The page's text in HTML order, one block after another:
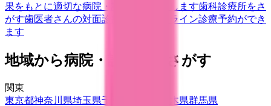
果をもとに適切な病院・診療所を提案します歯科診療所をさ
がす歯医者さんの対面診療予約・オンライン診療予約ができ
ます
地域から病院・診療所をさがす
関東
東京都神奈川県埼玉県千葉県 栃木県群馬県